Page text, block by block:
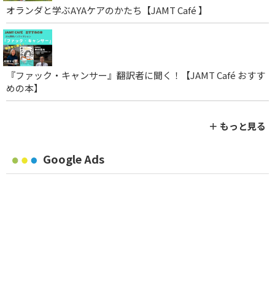
オランダと学ぶAYAケアのかたち【JAMT Café 】
『ファック・キャンサー』翻訳者に聞く！【JAMT Café おすす
めの本】
＋ もっと見る
Google Ads